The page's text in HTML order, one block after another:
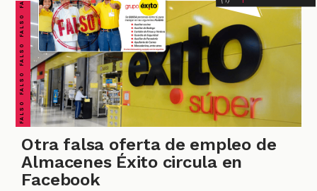
ZOOM
Otra falsa oferta de empleo de
Almacenes Éxito circula en
Facebook